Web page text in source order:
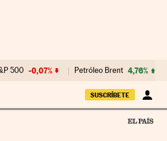
500 -0,07% Petróleo Brent 4,76%
SUSCRÍBETE